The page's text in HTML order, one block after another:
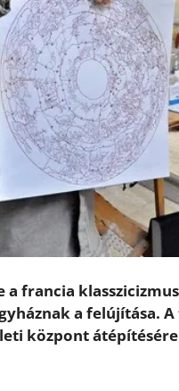
francia
a felújítása.
központ